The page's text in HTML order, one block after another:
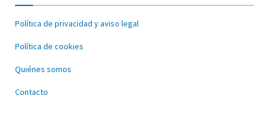
Política de privacidad y aviso legal
Política de cookies
Quiénes somos
Contacto